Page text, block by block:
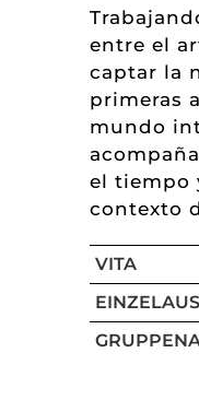
entre el
captar la
primeras
mundo
el tiempo
contexto
VITA